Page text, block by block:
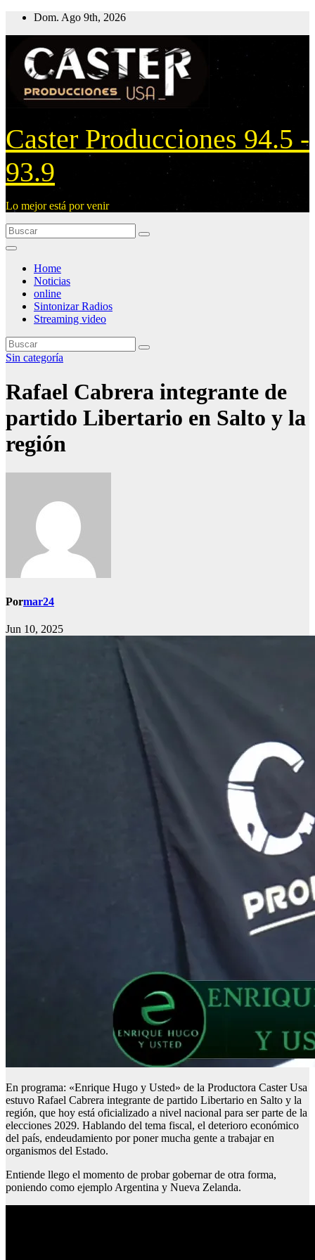
Dom. Ago 9th, 2026
Caster Producciones 94.5 -
93.9
Lo mejor está por venir
Home
Noticias
online
Sintonizar Radios
Streaming video
Sin categoría
Rafael Cabrera integrante de
partido Libertario en Salto y la
región
Pormar24
Jun 10, 2025
En programa: «Enrique Hugo y Usted» de la Productora Caster Usa
estuvo Rafael Cabrera integrante de partido Libertario en Salto y la
región, que hoy está oficializado a nivel nacional para ser parte de la
elecciones 2029. Hablando del tema fiscal, el deterioro económico
del país, endeudamiento por poner mucha gente a trabajar en
organismos del Estado.
Entiende llego el momento de probar gobernar de otra forma,
poniendo como ejemplo Argentina y Nueva Zelanda.